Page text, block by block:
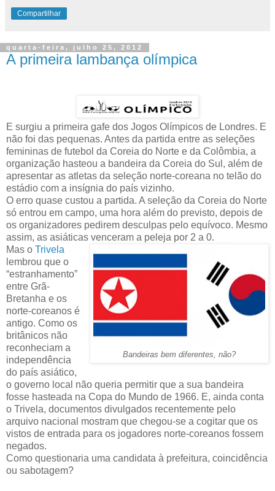
Compartilhar
quarta-feira, julho 25, 2012
A primeira lambança olímpica
E surgiu a primeira gafe dos Jogos Olímpicos de Londres. E
não foi das pequenas. Antes da partida entre as seleções
femininas de futebol da Coreia do Norte e da Colômbia, a
organização hasteou a bandeira da Coreia do Sul, além de
apresentar as atletas da seleção norte-coreana no telão do
estádio com a insígnia do país vizinho.
O erro quase custou a partida. A seleção da Coreia do Norte
só entrou em campo, uma hora além do previsto, depois de
os organizadores pedirem desculpas pelo equívoco. Mesmo
assim, as asiáticas venceram a peleja por 2 a 0.
Bandeiras bem diferentes, não?
Mas o Trivela
lembrou que o
“estranhamento”
entre Grã-
Bretanha e os
norte-coreanos é
antigo. Como os
britânicos não
reconheciam a
independência
do país asiático,
o governo local não queria permitir que a sua bandeira
fosse hasteada na Copa do Mundo de 1966. E, ainda conta
o Trivela, documentos divulgados recentemente pelo
arquivo nacional mostram que chegou-se a cogitar que os
vistos de entrada para os jogadores norte-coreanos fossem
negados.
Como questionaria uma candidata à prefeitura, coincidência
ou sabotagem?